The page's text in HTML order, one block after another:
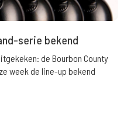
serie bekend
de Bourbon County
week de line-up bekend